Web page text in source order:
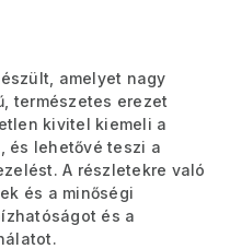
amelyet nagy
természetes erezet
kivitel kiemeli a
és lehetővé teszi a
A részletekre való
és a minőségi
és a